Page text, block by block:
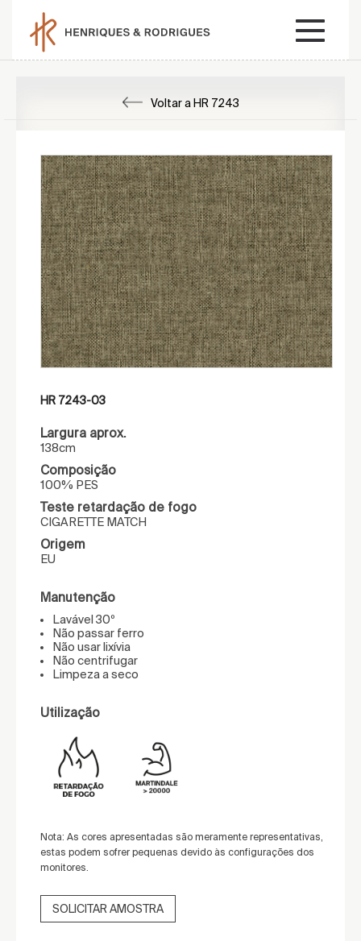
Voltar a HR 7243
HR 7243-03
Largura aprox.
138cm
Composição
100% PES
Teste retardação de fogo
CIGARETTE MATCH
Origem
EU
Manutenção
Lavável 30º
Não passar ferro
Não usar lixívia
Não centrifugar
Limpeza a seco
Utilização
Nota: As cores apresentadas são meramente representativas,
estas podem sofrer pequenas devido às configurações dos
monitores.
SOLICITAR AMOSTRA